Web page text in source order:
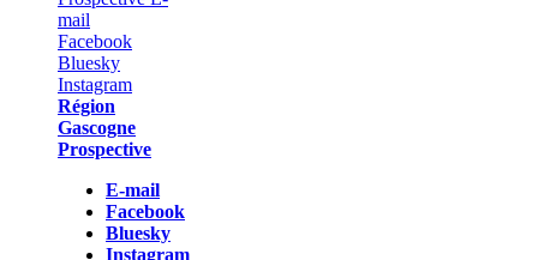
Région
Gascogne
Prospective
E-mail
Facebook
Bluesky
Instagram